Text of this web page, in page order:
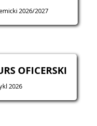
2026/2027
OFICERSKI
2026